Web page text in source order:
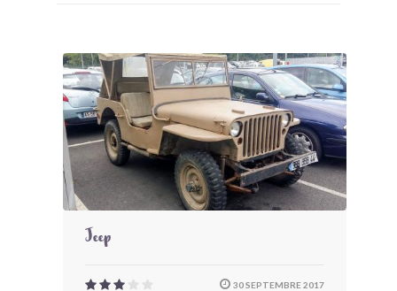
Jeep
30 SEPTEMBRE 2017